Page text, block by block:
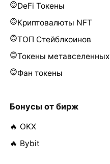
DeFi Токены
Криптовалюты NFT
ТОП Стейблкоинов
Токены метавселенных
Фан токены
Бонусы от бирж
🔥 OKX
🔥 Bybit